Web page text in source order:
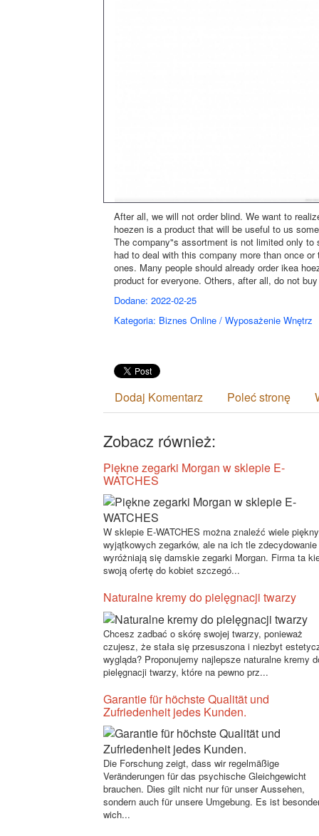
After all, we will not order blind. We want to
hoezen is a product that will be useful to us
The company"s assortment is not limited only
had to deal with this company more than once
ones. Many people should already order ikea
product for everyone. Others, after all, do not
Dodane: 2022-02-25
Kategoria: Biznes Online / Wyposażenie Wnętrz
Dodaj Komentarz Poleć stronę
Zobacz również:
Piękne zegarki Morgan w sklepie E-
WATCHES
W sklepie E-WATCHES można znaleźć wiele
wyjątkowych zegarków, ale na ich tle zdecydowanie
wyróżniają się damskie zegarki Morgan. Firma ta
swoją ofertę do kobiet szczegó...
Naturalne kremy do pielęgnacji twarzy
Chcesz zadbać o skórę swojej twarzy, ponieważ
czujesz, że stała się przesuszona i niezbyt
wygląda? Proponujemy najlepsze naturalne kremy
pielęgnacji twarzy, które na pewno prz...
Garantie für höchste Qualität und
Zufriedenheit jedes Kunden.
Die Forschung zeigt, dass wir regelmäßige
Veränderungen für das psychische Gleichgewicht
brauchen. Dies gilt nicht nur für unser Aussehen,
sondern auch für unsere Umgebung. Es ist
wich...